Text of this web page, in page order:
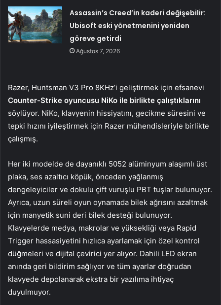
Assassin’s Creed’in kaderi değişebilir:
Ubisoft eski yönetmenini yeniden
göreve getirdi
Ağustos 7, 2026
Razer, Huntsman V3 Pro 8KHz’i geliştirmek için efsanevi
Counter-Strike oyuncusu NiKo ile birlikte çalıştıklarını
söylüyor. NiKo, klavyenin hissiyatını, gecikme süresini ve
tepki hızını iyileştirmek için Razer mühendisleriyle birlikte
çalışmış.
Her iki modelde de dayanıklı 5052 alüminyum alaşımlı üst
plaka, ses azaltıcı köpük, önceden yağlanmış
dengeleyiciler ve dokulu çift vuruşlu PBT tuşlar bulunuyor.
Ayrıca, uzun süreli oyun oynamada bilek ağrısını azaltmak
için manyetik suni deri bilek desteği bulunuyor.
Klavyelerde medya, makrolar ve yüksekliği veya Rapid
Trigger hassasiyetini hızlıca ayarlamak için özel kontrol
düğmeleri ve dijital çevirici yer alıyor. Dahili LED ekran
anında geri bildirim sağlıyor ve tüm ayarlar doğrudan
klavyede depolanarak ekstra bir yazılıma ihtiyaç
duyulmuyor.